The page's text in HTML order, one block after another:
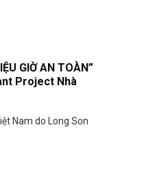
GIỜ AN TOÀN”
Project Nhà
Nam do Long Son